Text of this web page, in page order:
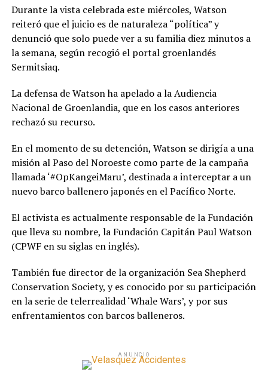
Durante la vista celebrada este miércoles, Watson
reiteró que el juicio es de naturaleza “política” y
denunció que solo puede ver a su familia diez minutos a
la semana, según recogió el portal groenlandés
Sermitsiaq.
La defensa de Watson ha apelado a la Audiencia
Nacional de Groenlandia, que en los casos anteriores
rechazó su recurso.
En el momento de su detención, Watson se dirigía a una
misión al Paso del Noroeste como parte de la campaña
llamada ‘#OpKangeiMaru’, destinada a interceptar a un
nuevo barco ballenero japonés en el Pacífico Norte.
El activista es actualmente responsable de la Fundación
que lleva su nombre, la Fundación Capitán Paul Watson
(CPWF en su siglas en inglés).
También fue director de la organización Sea Shepherd
Conservation Society, y es conocido por su participación
en la serie de telerrealidad ‘Whale Wars’, y por sus
enfrentamientos con barcos balleneros.
ANUNCIO